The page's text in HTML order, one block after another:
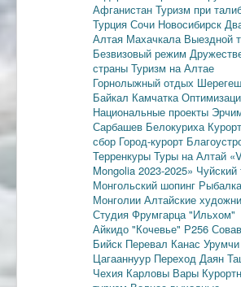
Афганистан Туризм при
Турция Сочи Новосибирск
Алтая Махачкала Выездной
Безвизовый режим
страны Туризм на Алтае
Горнолыжный отдых Шерегеш
Байкал Камчатка
Национальные проекты
Сарбашев Белокуриха
сбор Город-курорт
Терренкуры Туры на Алтай
Mongolia 2023-2025» Чуйский
Монгольский шопинг
Монголии Алтайские
Студия Фрумгарца "Ильхом"
Айкидо "Кочевье" Р256
Бийск Перевал Канас Урумчи
Цагааннуур Переход Даян
Чехия Карловы Вары